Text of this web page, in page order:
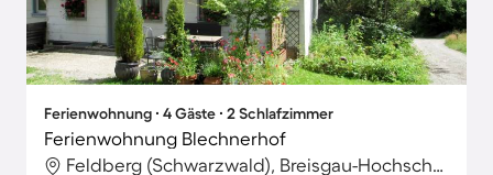
Ferienwohnung ∙ 4 Gäste ∙ 2 Schlafzimmer
Ferienwohnung Blechnerhof
Feldberg (Schwarzwald), Breisgau-Hochschwarzwald, Deutschland